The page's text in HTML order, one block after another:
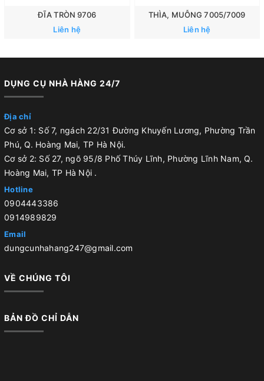
ĐĨA TRÒN 9706
Liên hệ
THÌA, MUỖNG 7005/7009
Liên hệ
DỤNG CỤ NHÀ HÀNG 24/7
Địa chỉ
Cơ sở 1: Số 7, ngách 22/31 Đường Khuyến Lương, Phường Trần
Phú, Q. Hoàng Mai, TP Hà Nội.
Cơ sở 2: Số 27, ngõ 95/8 Phố Thúy Lĩnh, Phường Lĩnh Nam, Q.
Hoàng Mai, TP Hà Nội .
Hotline
0904443386
0914989829
Email
dungcunhahang247@gmail.com
VỀ CHÚNG TÔI
BẢN ĐỒ CHỈ DẪN